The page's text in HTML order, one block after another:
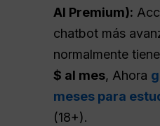
AI Premium):
chatbot más
normalmente
$ al mes, Ahora
meses para
(18+).